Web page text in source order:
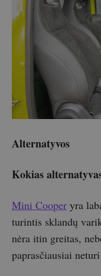
Alternatyvos
Kokias
Mini Cooper yra
turintis sklandų
nėra itin greitas,
paprasčiausiai